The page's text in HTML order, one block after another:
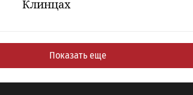
Клинцах
Показать еще